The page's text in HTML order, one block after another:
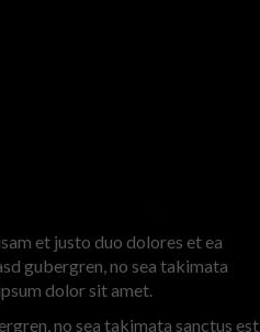
et justo duo dolores et ea
gubergren, no sea takimata
dolor sit amet.
no sea takimata sanctus est